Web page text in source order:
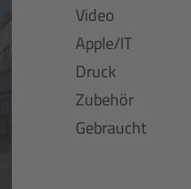
Video
Apple/IT
Druck
Zubehör
Gebraucht